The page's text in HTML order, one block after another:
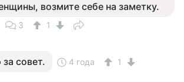
возмите себе на заметку.
3 1
совет. 4 года 1